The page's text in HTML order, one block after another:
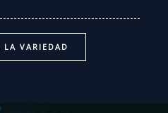
LA VARIEDAD